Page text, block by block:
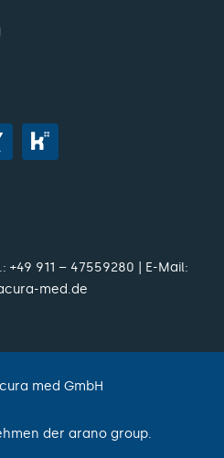
+49 911 – 47559280 | E-Mail:
med.de
med GmbH
der arano group.